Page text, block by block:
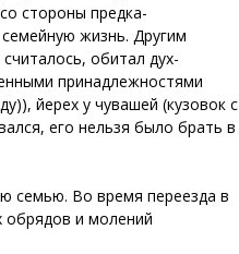
стороны предка-
жизнь. Другим
обитал дух-
принадлежностями
йерех у чувашей (кузовок с
его нельзя было брать в
семью. Во время переезда в
обрядов и молений